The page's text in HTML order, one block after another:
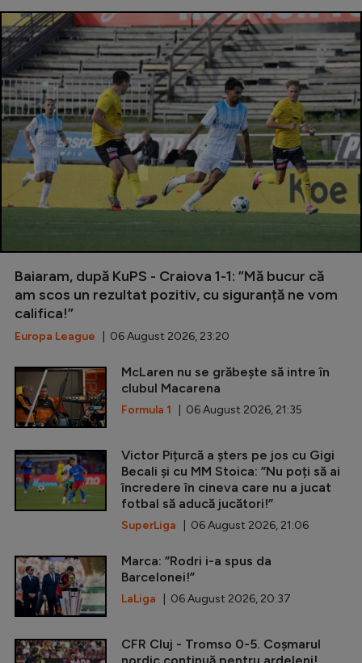
Baiaram, după KuPS - Craiova 1-1: ”Mă bucur că
am scos un rezultat pozitiv, cu siguranță ne vom
califica!”
Europa League | 06 August 2026, 23:20
McLaren nu se grăbește să intre în
clubul Macarena
Formula 1 | 06 August 2026, 21:35
Victor Pițurcă a șters pe jos cu Gigi
Becali și cu MM Stoica: ”Nu poți să ai
încredere în cineva care nu a jucat
fotbal să aducă jucători!”
SuperLiga | 06 August 2026, 21:06
Marca: ”Rodri i-a spus da
Barcelonei!”
LaLiga | 06 August 2026, 20:37
CFR Cluj - Tromso 0-5. Coșmarul
nordic continuă pentru ardeleni!